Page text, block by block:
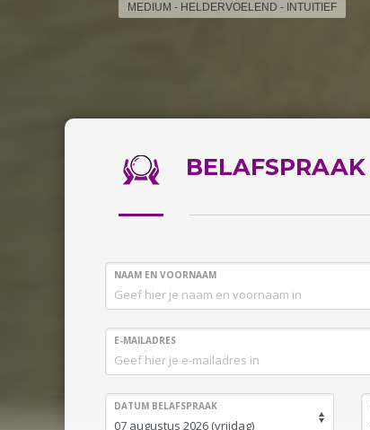
MEDIUM - HELDERVOELEND - INTUITIEF
BELAFSPRAAK
NAAM EN VOORNAAM
E-MAILADRES
DATUM BELAFSPRAAK